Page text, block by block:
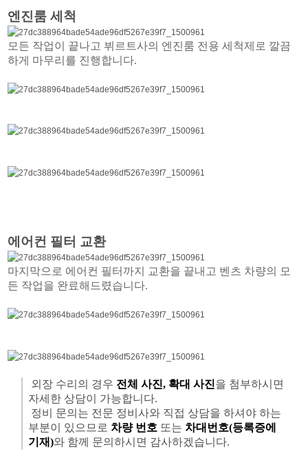
엔진룸 세척
모든 작업이 끝나고 뷔르트사의 엔진룸 전용 세척제로 깔끔
하게 마무리를 진행합니다.
에어컨 필터 교환
마지막으로 에어컨 필터까지 교환을 끝내고 벤츠 차량의 모
든 작업을 완료해드렸습니다.
외장 수리의 경우 전체 사진, 확대 사진을 첨부하시면
자세한 상담이 가능합니다.
정비 문의는 전문 정비사와 직접 상담을 하셔야 하는
부분이 있으므로 차량 번호 또는 차대번호(등록증에
기재)와 함께 문의하시면 감사하겠습니다.